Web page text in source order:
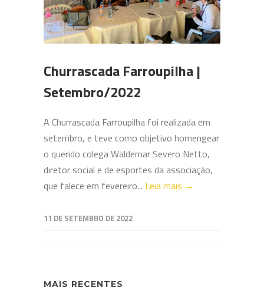
Churrascada Farroupilha |
Setembro/2022
A Churrascada Farroupilha foi realizada em
setembro, e teve como objetivo homengear
o querido colega Waldemar Severo Netto,
diretor social e de esportes da associação,
que falece em fevereiro... Leia mais →
11 DE SETEMBRO DE 2022
MAIS RECENTES